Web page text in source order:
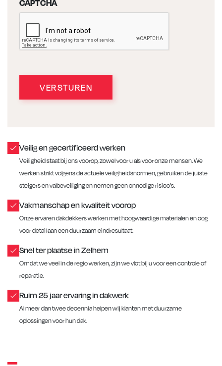
VERSTUREN
Veilig en gecertificeerd werken
Veiligheid staat bij ons voorop, zowel voor u als voor onze mensen. We
werken strikt volgens de actuele veiligheidsnormen, gebruiken de juiste
steigers en valbeveiliging en nemen geen onnodige risico's.
Vakmanschap en kwaliteit voorop
Onze ervaren dakdekkers werken met hoogwaardige materialen en oog
voor detail aan een duurzaam eindresultaat.
Snel ter plaatse in Zelhem
Omdat we veel in de regio werken, zijn we vlot bij u voor een controle of
reparatie.
Ruim 25 jaar ervaring in dakwerk
Al meer dan twee decennia helpen wij klanten met duurzame
oplossingen voor hun dak.